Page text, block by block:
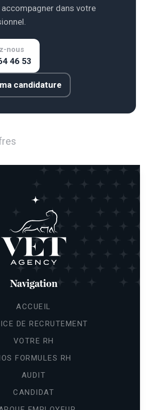
dans votre
nous
46 53
candidature
Navigation
ACCUEIL
DE RECRUTEMENT
VOTRE RH
FORMULES RH
AUDIT
CANDIDAT